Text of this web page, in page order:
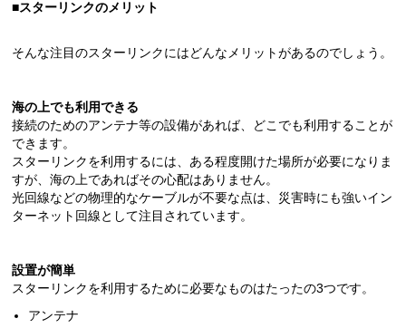
■スターリンクのメリット
そんな注目のスターリンクにはどんなメリットがあるのでしょう。
海の上でも利用できる
接続のためのアンテナ等の設備があれば、どこでも利用することが
できます。
スターリンクを利用するには、ある程度開けた場所が必要になりま
すが、海の上であればその心配はありません。
光回線などの物理的なケーブルが不要な点は、災害時にも強いイン
ターネット回線として注目されています。
設置が簡単
スターリンクを利用するために必要なものはたったの3つです。
アンテナ